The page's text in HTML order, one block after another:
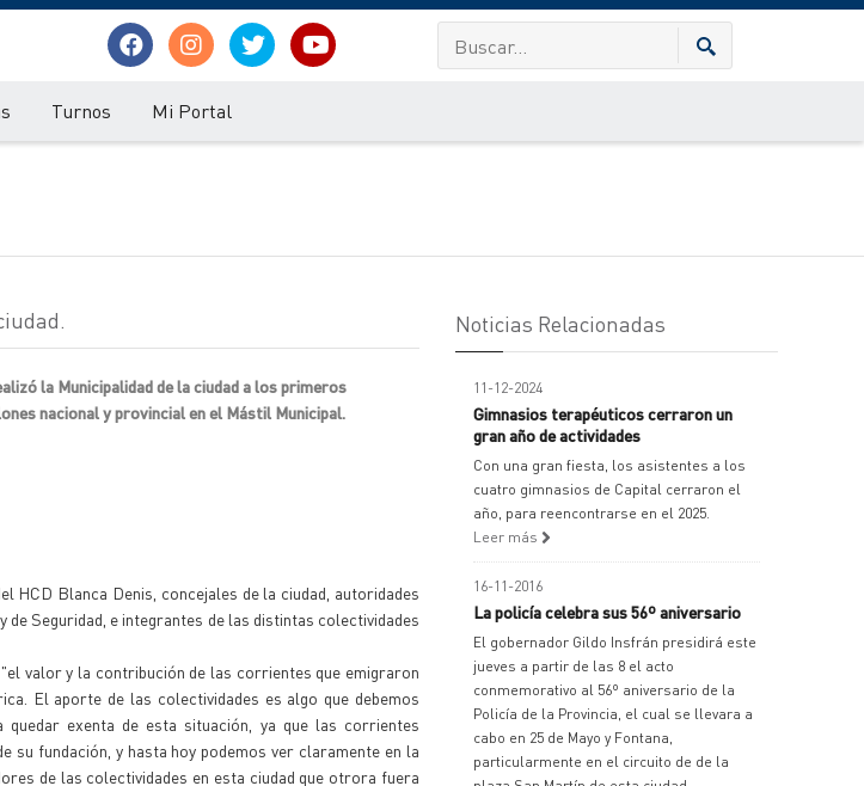
Turnos Mi Portal
la Municipalidad de la ciudad a los primeros
nacional y provincial en el Mástil Municipal.
HCD Blanca Denis, concejales de la ciudad, autoridades
Seguridad, e integrantes de las distintas colectividades
valor y la contribución de las corrientes que emigraron
El aporte de las colectividades es algo que debemos
exenta de esta situación, ya que las corrientes
fundación, y hasta hoy podemos ver claramente en la
de las colectividades en esta ciudad que otrora fuera
Noticias Relacionadas
11-12-2024
Gimnasios terapéuticos cerraron un
gran año de actividades
Con una gran fiesta, los asistentes a los
cuatro gimnasios de Capital cerraron el
año, para reencontrarse en el 2025.
Leer más
16-11-2016
La policía celebra sus 56º aniversario
El gobernador Gildo Insfrán presidirá este
jueves a partir de las 8 el acto
conmemorativo al 56º aniversario de la
Policía de la Provincia, el cual se llevara a
cabo en 25 de Mayo y Fontana,
particularmente en el circuito de de la